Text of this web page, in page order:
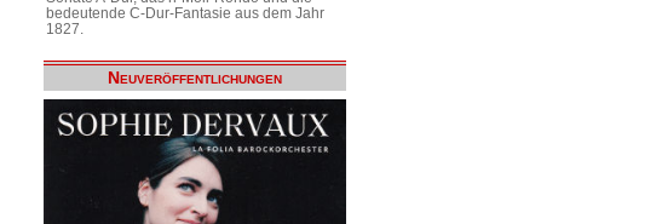
bedeutende C-Dur-Fantasie aus dem Jahr
1827.
Neuveröffentlichungen